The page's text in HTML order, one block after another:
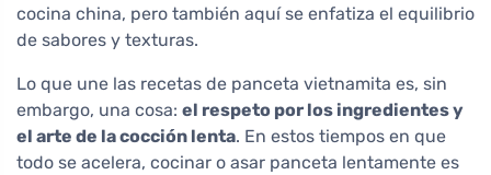
cocina china, pero también aquí se enfatiza el equilibrio
de sabores y texturas.
Lo que une las recetas de panceta vietnamita es, sin
embargo, una cosa: el respeto por los ingredientes y
el arte de la cocción lenta. En estos tiempos en que
todo se acelera, cocinar o asar panceta lentamente es